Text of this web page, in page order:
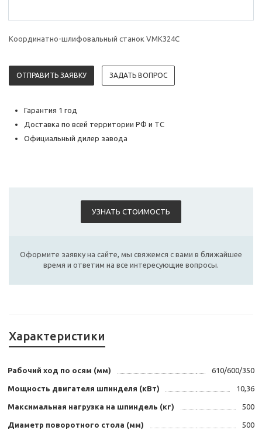
Координатно-шлифовальный станок VMK324С
ОТПРАВИТЬ ЗАЯВКУ ЗАДАТЬ ВОПРОС
Гарантия 1 год
Доставка по всей территории РФ и ТС
Официальный дилер завода
УЗНАТЬ СТОИМОСТЬ
Оформите заявку на сайте, мы свяжемся с вами в ближайшее
время и ответим на все интересующие вопросы.
Характеристики
Рабочий ход по осям (мм) 610/600/350
Мощность двигателя шпинделя (кВт) 10,36
Максимальная нагрузка на шпиндель (кг) 500
Диаметр поворотного стола (мм) 500